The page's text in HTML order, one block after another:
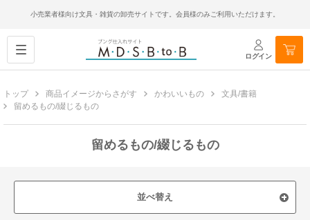
小売業者様向け文具・雑貨の卸売サイトです。会員様のみご利用いただけます。
ログイン
トップ 商品イメージからさがす かわいいもの
文具/書籍
留めるもの/綴じるもの
留めるもの/綴じるもの
並べ替え